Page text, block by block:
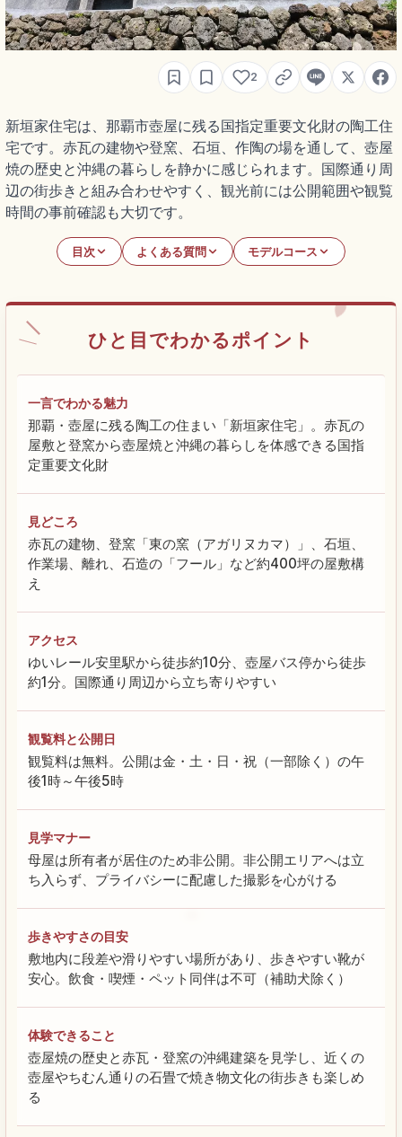
2
新垣家住宅は、那覇市壺屋に残る国指定重要文化財の陶工住
宅です。赤瓦の建物や登窯、石垣、作陶の場を通して、壺屋
焼の歴史と沖縄の暮らしを静かに感じられます。国際通り周
辺の街歩きと組み合わせやすく、観光前には公開範囲や観覧
時間の事前確認も大切です。
目次 よくある質問 モデルコース
ひと目でわかるポイント
一言でわかる魅力
那覇・壺屋に残る陶工の住まい「新垣家住宅」。赤瓦の
屋敷と登窯から壺屋焼と沖縄の暮らしを体感できる国指
定重要文化財
見どころ
赤瓦の建物、登窯「東の窯（アガリヌカマ）」、石垣、
作業場、離れ、石造の「フール」など約400坪の屋敷構
え
アクセス
ゆいレール安里駅から徒歩約10分、壺屋バス停から徒歩
約1分。国際通り周辺から立ち寄りやすい
観覧料と公開日
観覧料は無料。公開は金・土・日・祝（一部除く）の午
後1時～午後5時
見学マナー
母屋は所有者が居住のため非公開。非公開エリアへは立
ち入らず、プライバシーに配慮した撮影を心がける
歩きやすさの目安
敷地内に段差や滑りやすい場所があり、歩きやすい靴が
安心。飲食・喫煙・ペット同伴は不可（補助犬除く）
体験できること
壺屋焼の歴史と赤瓦・登窯の沖縄建築を見学し、近くの
壺屋やちむん通りの石畳で焼き物文化の街歩きも楽しめ
る